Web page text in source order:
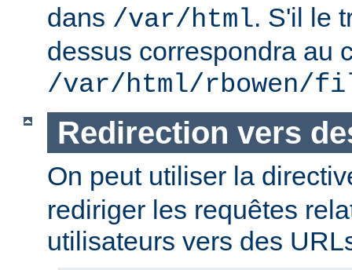
dans /var/html. S'il le
dessus correspondra au
/var/html/rbowen/
Redirection vers
On peut utiliser la
rediriger les requêtes
utilisateurs vers des